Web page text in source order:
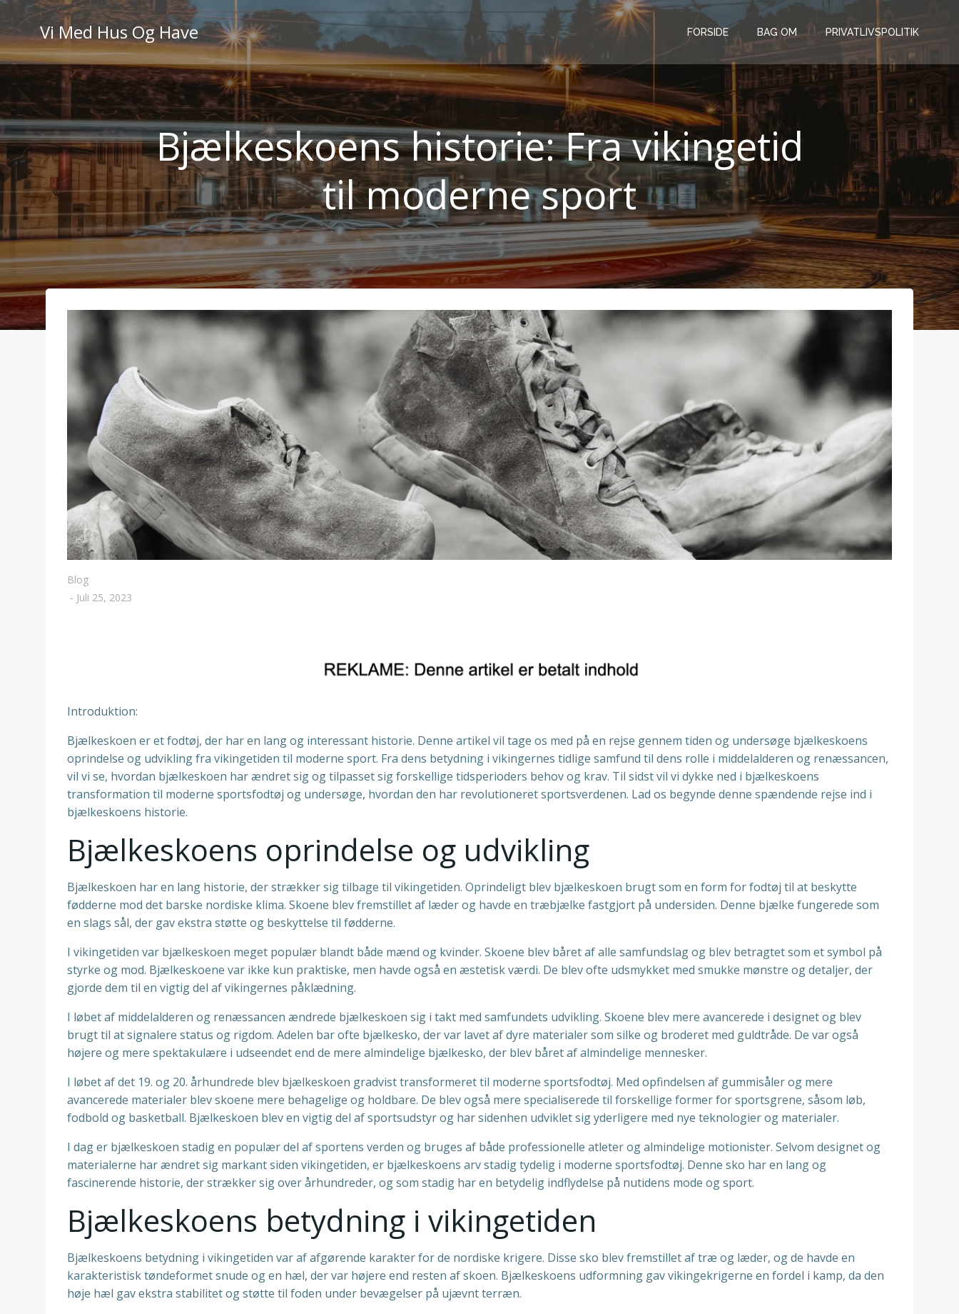
Videre
indholdVi Med Hus Og Have FORSIDE BAG OM PRIVATLIVSPOLITIK
Bjælkeskoens historie: Fra vikingetid
til moderne sport
Blog
- Juli 25, 2023
Introduktion:
Bjælkeskoen er et fodtøj, der har en lang og interessant historie. Denne artikel vil tage os med på en rejse gennem tiden og undersøge bjælkeskoens
oprindelse og udvikling fra vikingetiden til moderne sport. Fra dens betydning i vikingernes tidlige samfund til dens rolle i middelalderen og renæssancen,
vil vi se, hvordan bjælkeskoen har ændret sig og tilpasset sig forskellige tidsperioders behov og krav. Til sidst vil vi dykke ned i bjælkeskoens
transformation til moderne sportsfodtøj og undersøge, hvordan den har revolutioneret sportsverdenen. Lad os begynde denne spændende rejse ind i
bjælkeskoens historie.
Bjælkeskoens oprindelse og udvikling
Bjælkeskoen har en lang historie, der strækker sig tilbage til vikingetiden. Oprindeligt blev bjælkeskoen brugt som en form for fodtøj til at beskytte
fødderne mod det barske nordiske klima. Skoene blev fremstillet af læder og havde en træbjælke fastgjort på undersiden. Denne bjælke fungerede som
en slags sål, der gav ekstra støtte og beskyttelse til fødderne.
I vikingetiden var bjælkeskoen meget populær blandt både mænd og kvinder. Skoene blev båret af alle samfundslag og blev betragtet som et symbol på
styrke og mod. Bjælkeskoene var ikke kun praktiske, men havde også en æstetisk værdi. De blev ofte udsmykket med smukke mønstre og detaljer, der
gjorde dem til en vigtig del af vikingernes påklædning.
I løbet af middelalderen og renæssancen ændrede bjælkeskoen sig i takt med samfundets udvikling. Skoene blev mere avancerede i designet og blev
brugt til at signalere status og rigdom. Adelen bar ofte bjælkesko, der var lavet af dyre materialer som silke og broderet med guldtråde. De var også
højere og mere spektakulære i udseendet end de mere almindelige bjælkesko, der blev båret af almindelige mennesker.
I løbet af det 19. og 20. århundrede blev bjælkeskoen gradvist transformeret til moderne sportsfodtøj. Med opfindelsen af gummisåler og mere
avancerede materialer blev skoene mere behagelige og holdbare. De blev også mere specialiserede til forskellige former for sportsgrene, såsom løb,
fodbold og basketball. Bjælkeskoen blev en vigtig del af sportsudstyr og har sidenhen udviklet sig yderligere med nye teknologier og materialer.
I dag er bjælkeskoen stadig en populær del af sportens verden og bruges af både professionelle atleter og almindelige motionister. Selvom designet og
materialerne har ændret sig markant siden vikingetiden, er bjælkeskoens arv stadig tydelig i moderne sportsfodtøj. Denne sko har en lang og
fascinerende historie, der strækker sig over århundreder, og som stadig har en betydelig indflydelse på nutidens mode og sport.
Bjælkeskoens betydning i vikingetiden
Bjælkeskoens betydning i vikingetiden var af afgørende karakter for de nordiske krigere. Disse sko blev fremstillet af træ og læder, og de havde en
karakteristisk tøndeformet snude og en hæl, der var højere end resten af skoen. Bjælkeskoens udformning gav vikingekrigerne en fordel i kamp, da den
høje hæl gav ekstra stabilitet og støtte til foden under bevægelser på ujævnt terræn.